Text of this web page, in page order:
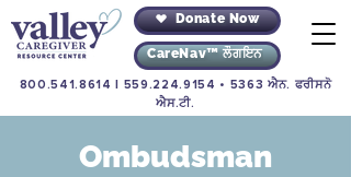
Donate Now
CareNav™ ਲੌਗਇਨ
800.541.8614 559.224.9154 • 5363 ਐਨ. ਫਰੀਸਨੋ
ਐਸ.ਟੀ.
Ombudsman